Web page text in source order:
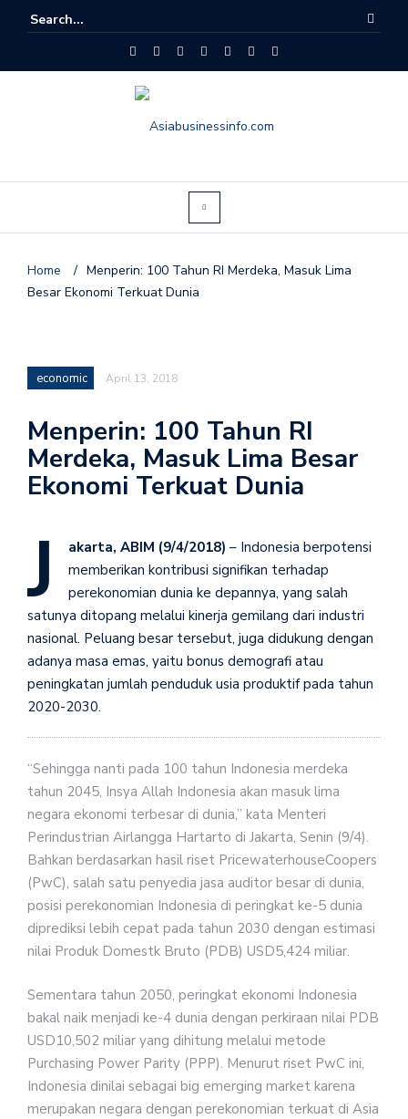
Home / Menperin: 100 Tahun RI Merdeka, Masuk Lima
Besar Ekonomi Terkuat Dunia
economic April 13, 2018
Menperin: 100 Tahun RI
Merdeka, Masuk Lima Besar
Ekonomi Terkuat Dunia
J akarta, ABIM (9/4/2018) – Indonesia berpotensi
memberikan kontribusi signifikan terhadap
perekonomian dunia ke depannya, yang salah
satunya ditopang melalui kinerja gemilang dari industri
nasional. Peluang besar tersebut, juga didukung dengan
adanya masa emas, yaitu bonus demografi atau
peningkatan jumlah penduduk usia produktif pada tahun
2020-2030.
“Sehingga nanti pada 100 tahun Indonesia merdeka
tahun 2045, Insya Allah Indonesia akan masuk lima
negara ekonomi terbesar di dunia,” kata Menteri
Perindustrian Airlangga Hartarto di Jakarta, Senin (9/4).
Bahkan berdasarkan hasil riset PricewaterhouseCoopers
(PwC), salah satu penyedia jasa auditor besar di dunia,
posisi perekonomian Indonesia di peringkat ke-5 dunia
diprediksi lebih cepat pada tahun 2030 dengan estimasi
nilai Produk Domestk Bruto (PDB) USD5,424 miliar.
Sementara tahun 2050, peringkat ekonomi Indonesia
bakal naik menjadi ke-4 dunia dengan perkiraan nilai PDB
USD10,502 miliar yang dihitung melalui metode
Purchasing Power Parity (PPP). Menurut riset PwC ini,
Indonesia dinilai sebagai big emerging market karena
merupakan negara dengan perekonomian terkuat di Asia